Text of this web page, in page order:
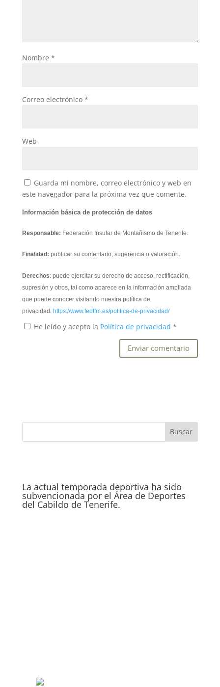
Nombre *
Correo electrónico *
Web
Guarda mi nombre, correo electrónico y web en
este navegador para la próxima vez que comente.
Información básica de protección de datos
Responsable: Federación Insular de Montañismo de Tenerife.
Finalidad: publicar su comentario, sugerencia o valoración.
Derechos: puede ejercitar su derecho de acceso, rectificación,
supresión y otros, tal como aparece en la información ampliada
que puede conocer visitando nuestra política de
privacidad. https://www.fedtfm.es/politica-de-privacidad/
He leído y acepto la Política de privacidad *
La actual temporada deportiva ha sido
subvencionada por el Área de Deportes
del Cabildo de Tenerife.